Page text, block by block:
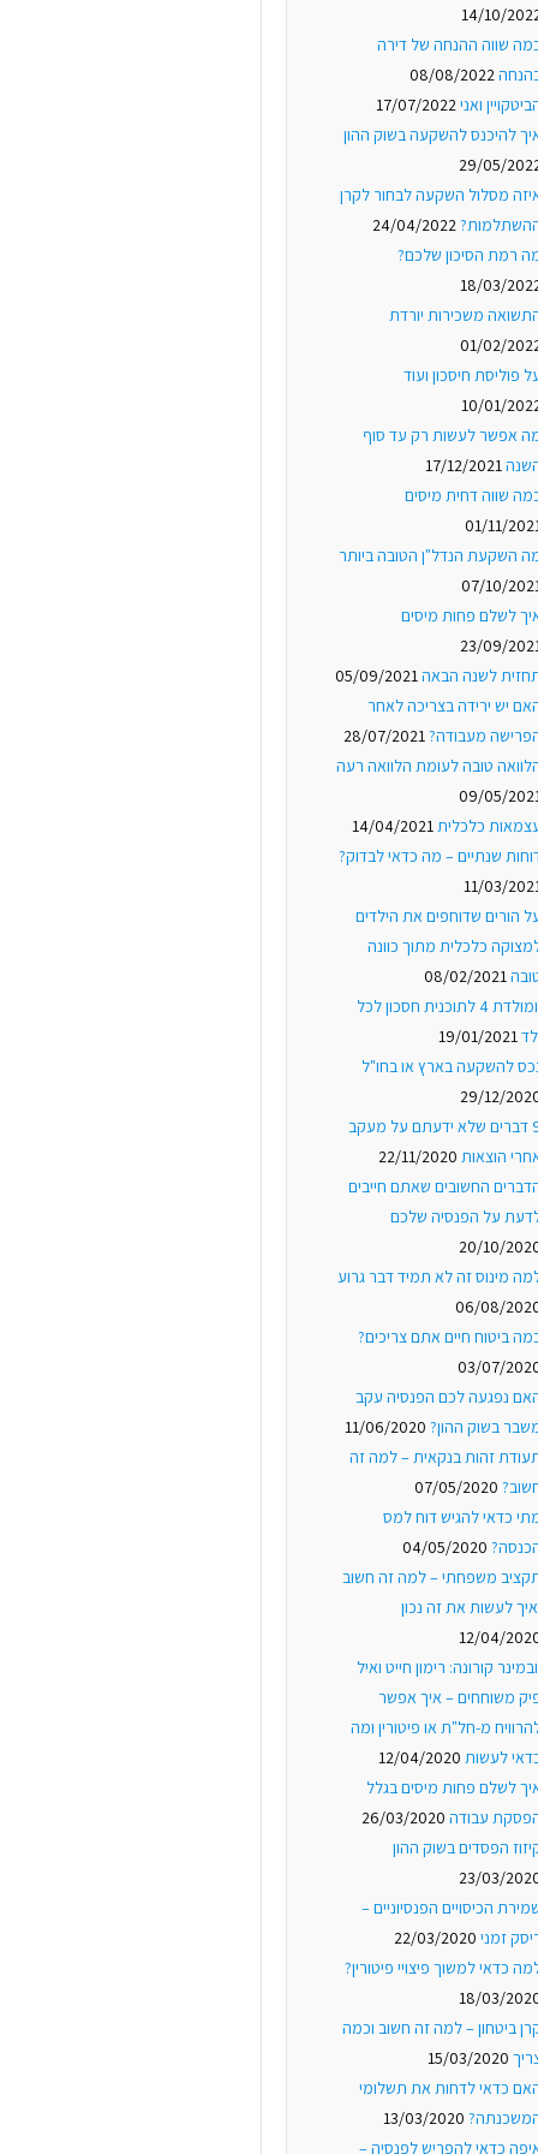
14/10/
שווה ההנחה של דירה
08/08/2022
ואני17/07/2022
להיכנס להשקעה בשוק ההון
29/05/
מסלול השקעה לבחור לקרן
24/04/2022
רמת הסיכון שלכם?
18/03/
משכירות יורדת
01/02/
פוליסת חיסכון ועוד
10/01/
אפשר לעשות רק עד סוף
17/12/2021
שווה דחית מיסים
01/11/
השקעת הנדל"ן הטובה ביותר
07/10/
לשלם פחות מיסים
23/09/
לשנה הבאה05/09/2021
יש ירידה בצריכה לאחר
מעבודה?28/07/2021
טובה לעומת הלוואה רעה
09/05/
כלכלית14/04/2021
שנתיים – מה כדאי לבדוק?
11/03/
הורים שדוחפים את הילדים
כלכלית מתוך כוונה
08/02/2021
יומולדת 4 לתוכנית חסכון לכל
19/01/2021
להשקעה בארץ או בחו"ל
29/12/
9 דברים שלא ידעתם על מעקב
הוצאות 22/11/2020
החשובים שאתם חייבים
על הפנסיה שלכם
20/10/
מינוס זה לא תמיד דבר גרוע
06/08/
ביטוח חיים אתם צריכים?
03/07/
נפגעה לכם הפנסיה עקב
בשוק ההון? 11/06/2020
זהות בנקאית – למה זה
07/05/2020
כדאי להגיש דוח למס
04/05/2020
משפחתי – למה זה חשוב
לעשות את זה נכון
12/04/
קורונה: רימון חייט ואיל
משוחחים – איך אפשר
מ-חל"ת או פיטורין ומה
לעשות 12/04/2020
לשלם פחות מיסים בגלל
עבודה 26/03/2020
הפסדים בשוק ההון
23/03/
הכיסויים הפנסיוניים –
זמני 22/03/2020
כדאי למשוך פיצויי פיטורין?
18/03/
ביטחון – למה זה חשוב וכמה
15/03/2020
כדאי לדחות את תשלומי
13/03/2020
כדאי להפריש לפנסיה –